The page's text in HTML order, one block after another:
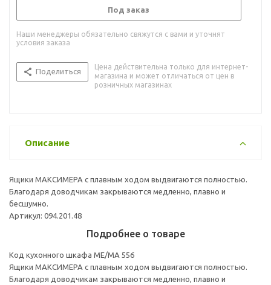
Под заказ
Наши менеджеры обязательно свяжутся с вами и уточнят
условия заказа
Поделиться
Цена действительна только для интернет-
магазина и может отличаться от цен в
розничных магазинах
Описание
Ящики МАКСИМЕРА с плавным ходом выдвигаются полностью.
Благодаря доводчикам закрываются медленно, плавно и
бесшумно.
Артикул: 094.201.48
Подробнее о товаре
Код кухонного шкафа ME/MA 556
Ящики МАКСИМЕРА с плавным ходом выдвигаются полностью.
Благодаря доводчикам закрываются медленно, плавно и